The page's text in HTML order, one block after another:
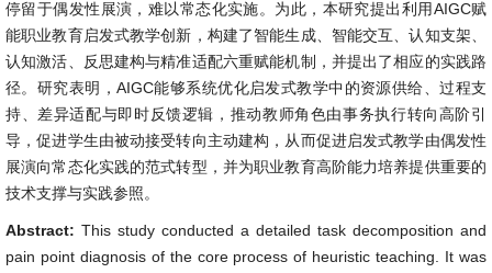
停留于偶发性展演，难以常态化实施。为此，本研究提出利用AIGC赋
能职业教育启发式教学创新，构建了智能生成、智能交互、认知支架、
认知激活、反思建构与精准适配六重赋能机制，并提出了相应的实践路
径。研究表明，AIGC能够系统优化启发式教学中的资源供给、过程支
持、差异适配与即时反馈逻辑，推动教师角色由事务执行转向高阶引
导，促进学生由被动接受转向主动建构，从而促进启发式教学由偶发性
展演向常态化实践的范式转型，并为职业教育高阶能力培养提供重要的
技术支撑与实践参照。
Abstract: This study conducted a detailed task decomposition and
pain point diagnosis of the core process of heuristic teaching. It was